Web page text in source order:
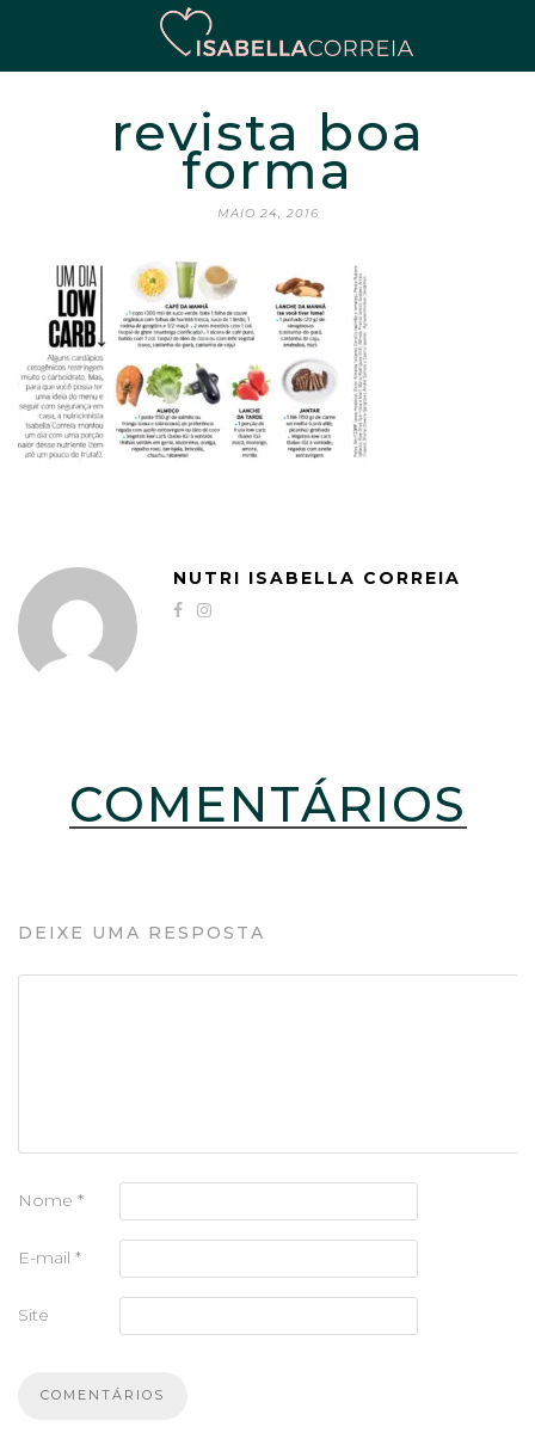
revista boa
forma
MAIO 24, 2016
NUTRI ISABELLA CORREIA
COMENTÁRIOS
DEIXE UMA RESPOSTA
Nome *
E-mail *
Site